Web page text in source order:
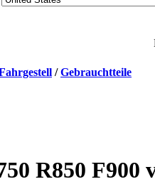
/Gebrauchtteile
R850